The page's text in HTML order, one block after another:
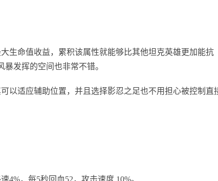
命值收益，累积该属性就能够比其他坦克英雄更加能抗
发挥的空间也非常不错。
适应辅助位置，并且选择影忍之足也不用担心被控制直
，每5秒回血52，攻击速度 10%。